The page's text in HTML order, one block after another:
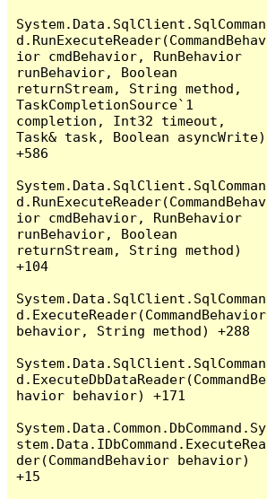
System.Data.SqlClient.SqlComman
d.RunExecuteReader(CommandBehav
ior cmdBehavior, RunBehavior
runBehavior, Boolean
returnStream, String method,
TaskCompletionSource`1
completion, Int32 timeout,
Task& task, Boolean asyncWrite)
+586
System.Data.SqlClient.SqlComman
d.RunExecuteReader(CommandBehav
ior cmdBehavior, RunBehavior
runBehavior, Boolean
returnStream, String method)
+104
System.Data.SqlClient.SqlComman
d.ExecuteReader(CommandBehavior
behavior, String method) +288
System.Data.SqlClient.SqlComman
d.ExecuteDbDataReader(CommandBe
havior behavior) +171
System.Data.Common.DbCommand.Sy
stem.Data.IDbCommand.ExecuteRea
der(CommandBehavior behavior)
+15